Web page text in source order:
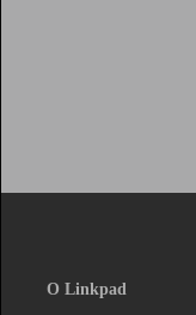
О Linkpad